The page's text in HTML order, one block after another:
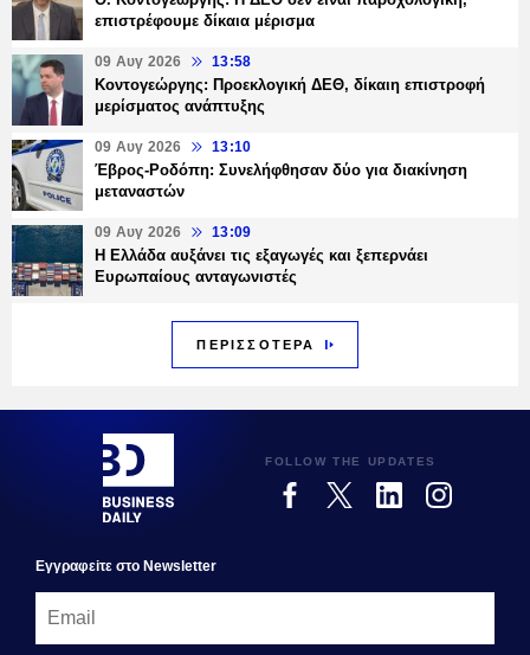
επιστρέφουμε δίκαια μέρισμα
09 Αυγ 2026 13:58
Κοντογεώργης: Προεκλογική ΔΕΘ, δίκαιη επιστροφή
μερίσματος ανάπτυξης
09 Αυγ 2026 13:10
Έβρος-Ροδόπη: Συνελήφθησαν δύο για διακίνηση
μεταναστών
09 Αυγ 2026 13:09
Η Ελλάδα αυξάνει τις εξαγωγές και ξεπερνάει
Ευρωπαίους ανταγωνιστές
ΠΕΡΙΣΣΟΤΕΡΑ
FOLLOW THE UPDATES
Εγγραφεiτε στο Newsletter